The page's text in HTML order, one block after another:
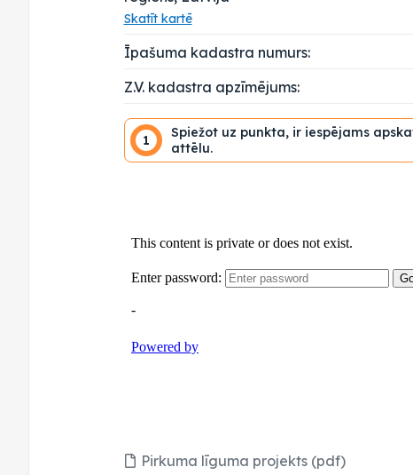
Skatīt kartē
Īpašuma kadastra numurs:
Z.V. kadastra apzīmējums:
1
Spiežot uz punkta, ir iespējams
attēlu.
Pirkuma līguma projekts (pdf)